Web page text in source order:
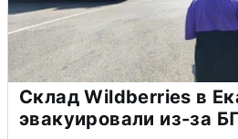
Склад Wildberries в
эвакуировали из-за